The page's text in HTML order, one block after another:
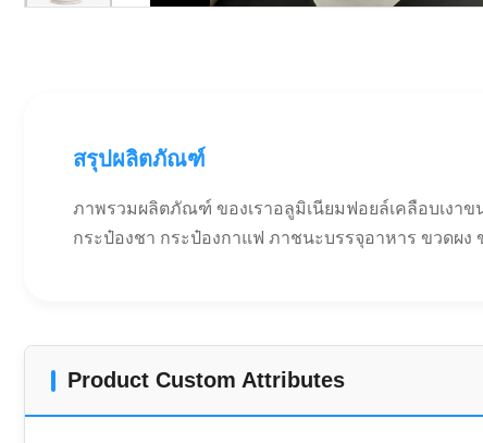
สรุปผลิตภัณฑ์
ภาพรวมผลิตภัณฑ์ ของเราอลูมิเนียมฟอยล์เคลือบเงา
กระป๋องชา กระป๋องกาแฟ ภาชนะบรรจุอาหาร ขวดผ
Product Custom Attributes